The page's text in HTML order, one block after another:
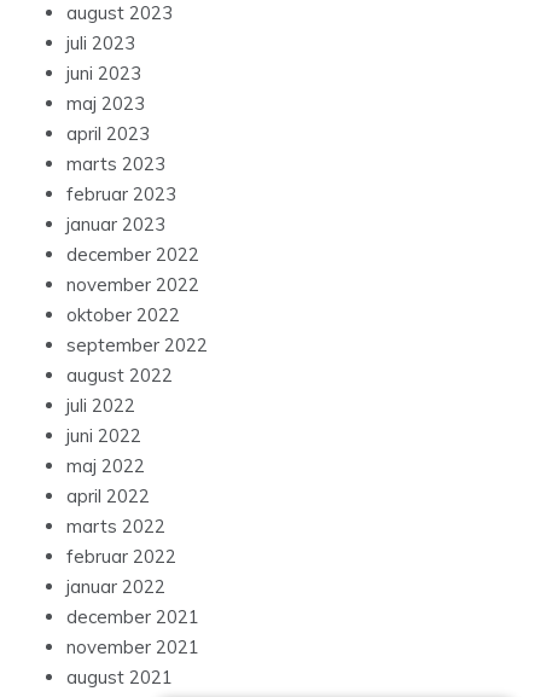
august 2023
juli 2023
juni 2023
maj 2023
april 2023
marts 2023
februar 2023
januar 2023
december 2022
november 2022
oktober 2022
september 2022
august 2022
juli 2022
juni 2022
maj 2022
april 2022
marts 2022
februar 2022
januar 2022
december 2021
november 2021
august 2021